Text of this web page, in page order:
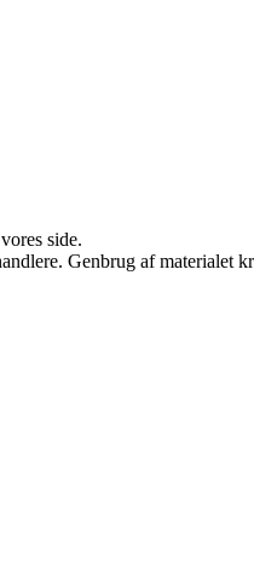
side.
Genbrug af materialet